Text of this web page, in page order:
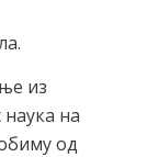
из
на
од